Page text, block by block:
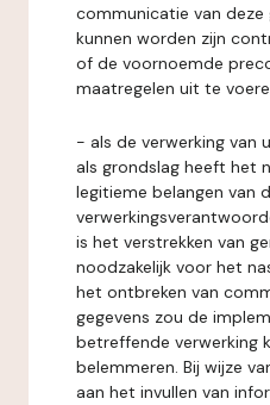
communicatie van deze
kunnen worden zijn
of de voornoemde
maatregelen uit te
- als de verwerking van
als grondslag heeft het
legitieme belangen van
is het verstrekken van
noodzakelijk voor het
het ontbreken van
gegevens zou de
betreffende verwerking
belemmeren. Bij wijze
aan het invullen van